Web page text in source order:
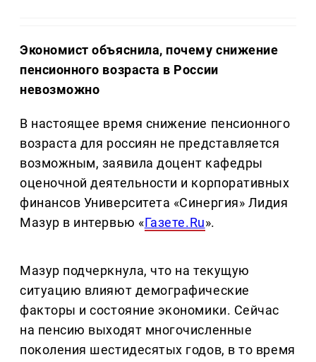
Экономист объяснила, почему снижение
пенсионного возраста в России
невозможно
В настоящее время снижение пенсионного
возраста для россиян не представляется
возможным, заявила доцент кафедры
оценочной деятельности и корпоративных
финансов Университета «Синергия» Лидия
Мазур в интервью «Газете.Ru».
Мазур подчеркнула, что на текущую
ситуацию влияют демографические
факторы и состояние экономики. Сейчас
на пенсию выходят многочисленные
поколения шестидесятых годов, в то время